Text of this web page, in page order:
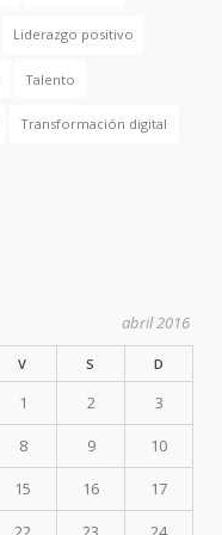
Liderazgo positivo
Talento
Transformación digital
abril 2016
V S D
1 2
3
8 9
10
15 16
17